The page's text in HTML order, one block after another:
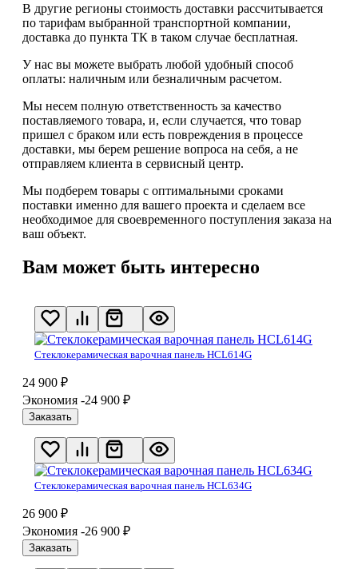
В другие регионы стоимость доставки рассчитывается
по тарифам выбранной транспортной компании,
доставка до пункта ТК в таком случае бесплатная.
У нас вы можете выбрать любой удобный способ
оплаты: наличным или безналичным расчетом.
Мы несем полную ответственность за качество
поставляемого товара, и, если случается, что товар
пришел с браком или есть повреждения в процессе
доставки, мы берем решение вопроса на себя, а не
отправляем клиента в сервисный центр.
Мы подберем товары с оптимальными сроками
поставки именно для вашего проекта и сделаем все
необходимое для своевременного поступления заказа на
ваш объект.
Вам может быть интересно
Стеклокерамическая варочная панель HCL614G
24 900 ₽
Экономия -24 900 ₽
Заказать
Стеклокерамическая варочная панель HCL634G
26 900 ₽
Экономия -26 900 ₽
Заказать